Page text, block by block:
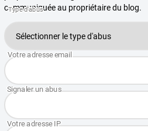
communiquée au propriétaire du blog.